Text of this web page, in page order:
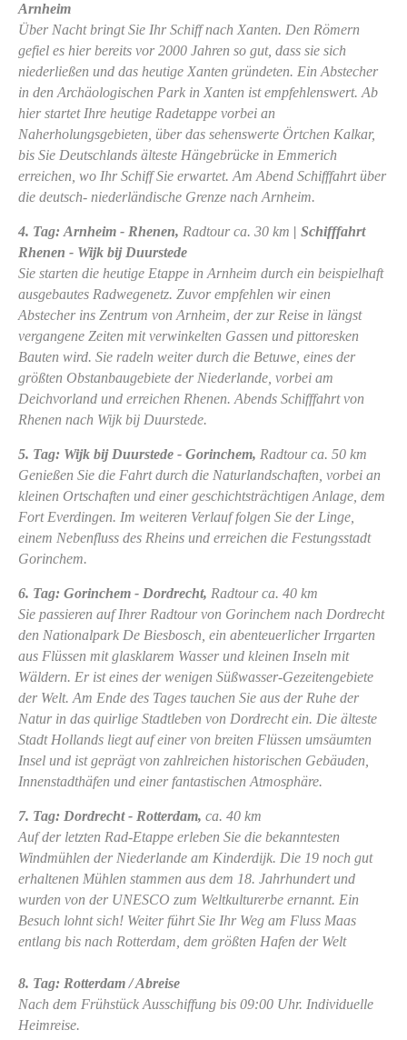
Arnheim
Über Nacht bringt Sie Ihr Schiff nach Xanten. Den Römern
gefiel es hier bereits vor 2000 Jahren so gut, dass sie sich
niederließen und das heutige Xanten gründeten. Ein Abstecher
in den Archäologischen Park in Xanten ist empfehlenswert. Ab
hier startet Ihre heutige Radetappe vorbei an
Naherholungsgebieten, über das sehenswerte Örtchen Kalkar,
bis Sie Deutschlands älteste Hängebrücke in Emmerich
erreichen, wo Ihr Schiff Sie erwartet. Am Abend Schifffahrt über
die deutsch- niederländische Grenze nach Arnheim.
4. Tag: Arnheim - Rhenen, Radtour ca. 30 km | Schifffahrt
Rhenen - Wijk bij Duurstede
Sie starten die heutige Etappe in Arnheim durch ein beispielhaft
ausgebautes Radwegenetz. Zuvor empfehlen wir einen
Abstecher ins Zentrum von Arnheim, der zur Reise in längst
vergangene Zeiten mit verwinkelten Gassen und pittoresken
Bauten wird. Sie radeln weiter durch die Betuwe, eines der
größten Obstanbaugebiete der Niederlande, vorbei am
Deichvorland und erreichen Rhenen. Abends Schifffahrt von
Rhenen nach Wijk bij Duurstede.
5. Tag: Wijk bij Duurstede - Gorinchem, Radtour ca. 50 km
Genießen Sie die Fahrt durch die Naturlandschaften, vorbei an
kleinen Ortschaften und einer geschichtsträchtigen Anlage, dem
Fort Everdingen. Im weiteren Verlauf folgen Sie der Linge,
einem Nebenfluss des Rheins und erreichen die Festungsstadt
Gorinchem.
6. Tag: Gorinchem - Dordrecht, Radtour ca. 40 km
Sie passieren auf Ihrer Radtour von Gorinchem nach Dordrecht
den Nationalpark De Biesbosch, ein abenteuerlicher Irrgarten
aus Flüssen mit glasklarem Wasser und kleinen Inseln mit
Wäldern. Er ist eines der wenigen Süßwasser-Gezeitengebiete
der Welt. Am Ende des Tages tauchen Sie aus der Ruhe der
Natur in das quirlige Stadtleben von Dordrecht ein. Die älteste
Stadt Hollands liegt auf einer von breiten Flüssen umsäumten
Insel und ist geprägt von zahlreichen historischen Gebäuden,
Innenstadthäfen und einer fantastischen Atmosphäre.
7. Tag: Dordrecht - Rotterdam, ca. 40 km
Auf der letzten Rad-Etappe erleben Sie die bekanntesten
Windmühlen der Niederlande am Kinderdijk. Die 19 noch gut
erhaltenen Mühlen stammen aus dem 18. Jahrhundert und
wurden von der UNESCO zum Weltkulturerbe ernannt. Ein
Besuch lohnt sich! Weiter führt Sie Ihr Weg am Fluss Maas
entlang bis nach Rotterdam, dem größten Hafen der Welt
8. Tag: Rotterdam / Abreise
Nach dem Frühstück Ausschiffung bis 09:00 Uhr. Individuelle
Heimreise.